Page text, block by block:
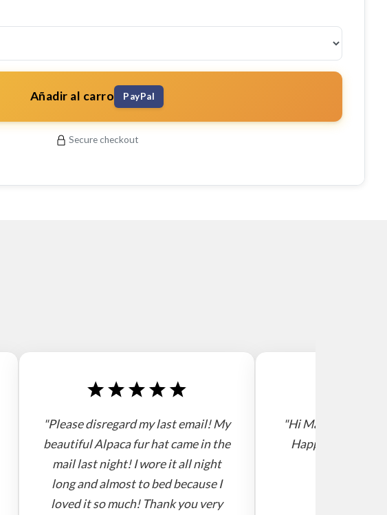
Añadir al carro PayPal
Secure checkout
"Please disregard my last email! My
beautiful Alpaca fur hat came in the
mail last night! I wore it all night
long and almost to bed because I
loved it so much! Thank you very
"Hi Mario, I
Happy new year!